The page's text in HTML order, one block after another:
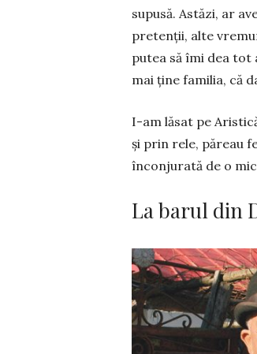
supusă. Astăzi, ar
pretenții, alte
putea să îmi dea tot
mai ține familia, că
I-am lăsat pe
și prin rele, păreau
înconjurată de o
La barul din